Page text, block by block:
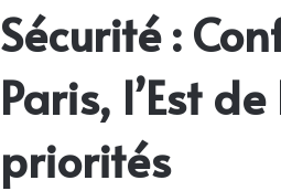
Sécurité :
Paris, l’Est
priorités